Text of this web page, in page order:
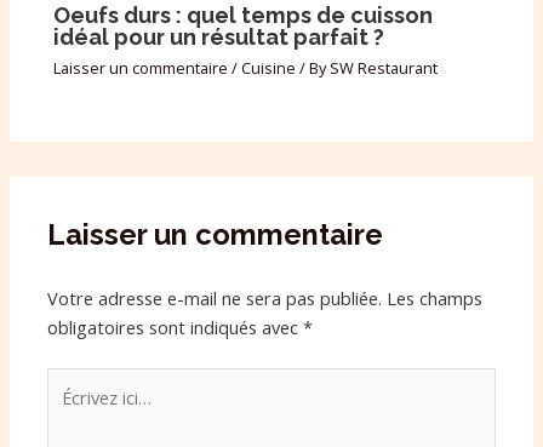
Oeufs durs : quel temps de cuisson
idéal pour un résultat parfait ?
Laisser un commentaire /Cuisine / BySW Restaurant
Laisser un commentaire
Votre adresse e-mail ne sera pas publiée. Les champs
obligatoires sont indiqués avec*
Écrivez
ici…